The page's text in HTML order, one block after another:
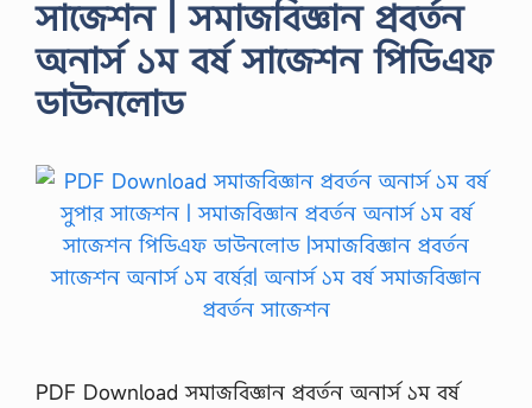
সাজেশন | সমাজবিজ্ঞান প্রবর্তন
অনার্স ১ম বর্ষ সাজেশন পিডিএফ
ডাউনলোড
PDF Download সমাজবিজ্ঞান প্রবর্তন অনার্স ১ম বর্ষ